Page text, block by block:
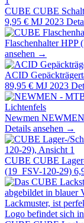
CUBE CUBE
9,95 € MJ 2023
Flaschenhalter HPP
ansehen →
ACID
89,95 € MJ 2023
Newmen NEWMEN
Details ansehen →
CUBE CUBE
(19_FSV-120-29)